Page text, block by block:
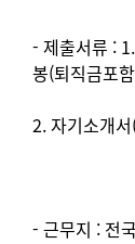
- 제출서류 :
봉(퇴직금포
2. 자기소개
- 근무지 : 전국